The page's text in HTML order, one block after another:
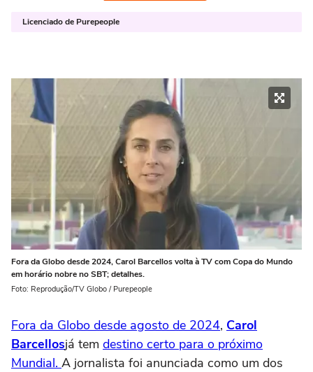
Licenciado de Purepeople
Fora da Globo desde 2024, Carol Barcellos volta à TV com Copa do Mundo
em horário nobre no SBT; detalhes.
Foto: Reprodução/TV Globo / Purepeople
Fora da Globo desde agosto de 2024, Carol
Barcellosjá tem destino certo para o próximo
Mundial. A jornalista foi anunciada como um dos